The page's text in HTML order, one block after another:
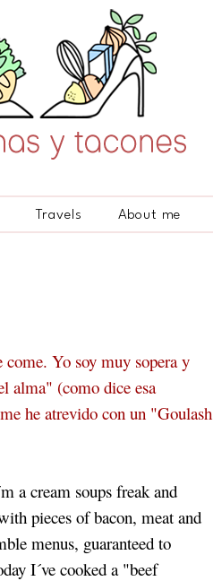
Travels About me
come. Yo soy muy sopera y
alma" (como dice esa
he atrevido con un "Goulash
a cream soups freak and
pieces of bacon, meat and
menus, guaranteed to
I´ve cooked a "beef